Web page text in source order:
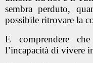
sembra perduto,
possibile ritrovare la
E comprendere
l’incapacità di vivere